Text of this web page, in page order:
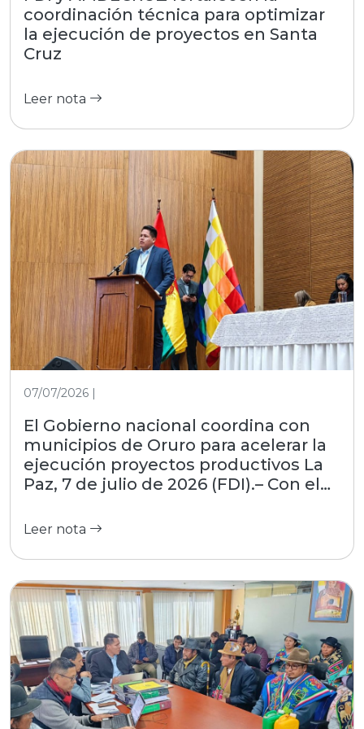
coordinación técnica para optimizar
la ejecución de proyectos en Santa
Cruz
Leer nota
07/07/2026 |
El Gobierno nacional coordina con
municipios de Oruro para acelerar la
ejecución proyectos productivos La
Paz, 7 de julio de 2026 (FDI).– Con el
las regiones, el Fondo de Desarrollo
del Ministerio de Desarrollo
Productivo, Rural y Agua, participó
este martes en el encuentro
interinstitucional convocado por la
Asociación de Municipios del
Departamento de Oruro (AMDEOR).
El evento, desarrollado en la Casa
Grande del Pueblo, reunió a alcaldes
locales y autoridades del nivel central
Leer nota